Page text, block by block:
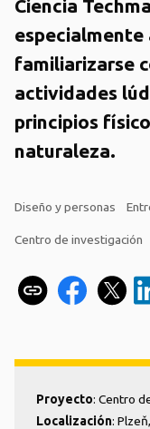
Ciencia
especialmente
familiarizarse
actividades
principios
naturaleza.
Diseño y personas
Centro de investigación
Proyecto: Centro
Localización: